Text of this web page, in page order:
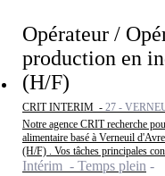
Opérateur /
production en
(H/F)
CRIT INTERIM - 27 -
Notre agence CRIT recherche
alimentaire basé à Verneuil
(H/F) . Vos tâches principales
Intérim - Temps plein